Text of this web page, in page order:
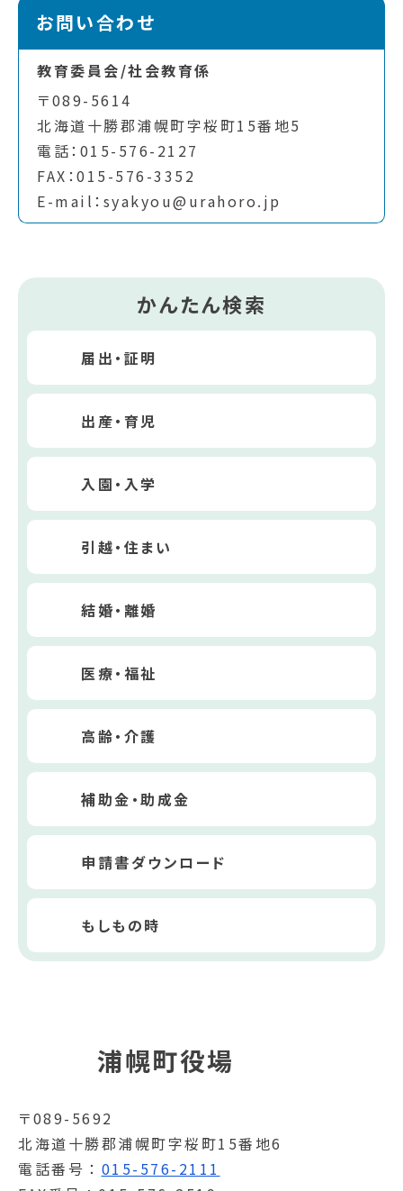
お問い合わせ
教育委員会/社会教育係
〒089-5614
北海道十勝郡浦幌町字桜町15番地5
電話：015-576-2127
FAX：015-576-3352
E-mail：syakyou@urahoro.jp
かんたん検索
届出・証明
出産・育児
入園・入学
引越・住まい
結婚・離婚
医療・福祉
高齢・介護
補助金・助成金
申請書ダウンロード
もしもの時
浦幌町役場
〒089-5692
北海道十勝郡浦幌町字桜町15番地6
電話番号
015-576-2111